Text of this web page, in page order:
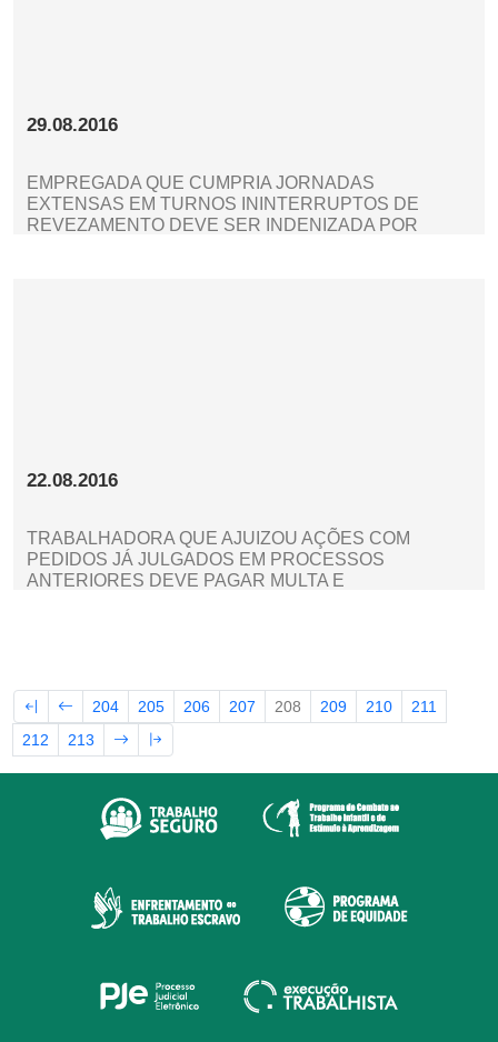
29.08.2016
EMPREGADA QUE CUMPRIA JORNADAS
EXTENSAS EM TURNOS ININTERRUPTOS DE
REVEZAMENTO DEVE SER INDENIZADA POR
22.08.2016
TRABALHADORA QUE AJUIZOU AÇÕES COM
PEDIDOS JÁ JULGADOS EM PROCESSOS
ANTERIORES DEVE PAGAR MULTA E
204 205 206 207 208 209 210
211
212
213